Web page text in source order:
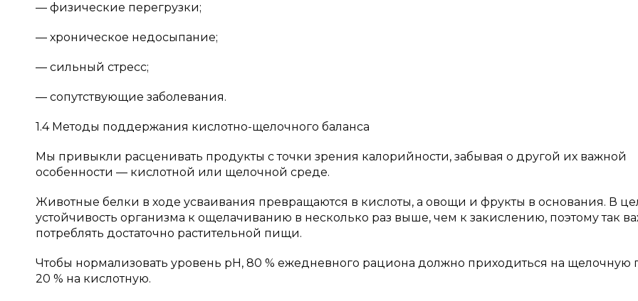
— физические перегрузки;
— хроническое недосыпание;
— сильный стресс;
— сопутствующие заболевания.
1.4 Методы поддержания кислотно-щелочного баланса
Мы привыкли расценивать продукты с точки зрения калорийности, забывая о другой их важной
особенности — кислотной или щелочной среде.
Животные белки в ходе усваивания превращаются в кислоты, а овощи и фрукты в основания. В
устойчивость организма к ощелачиванию в несколько раз выше, чем к закислению, поэтому так
потреблять достаточно растительной пищи.
Чтобы нормализовать уровень pH, 80 % ежедневного рациона должно приходиться на щелочную
20 % на кислотную.